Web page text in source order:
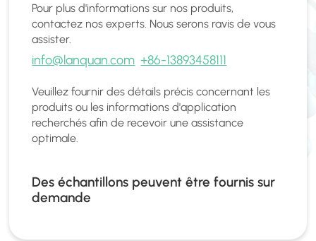
Pour plus d'informations sur nos produits,
contactez nos experts. Nous serons ravis de vous
assister.
info@lanquan.com +86-13893458111
Veuillez fournir des détails précis concernant les
produits ou les informations d'application
recherchés afin de recevoir une assistance
optimale.
Des échantillons peuvent être fournis sur
demande